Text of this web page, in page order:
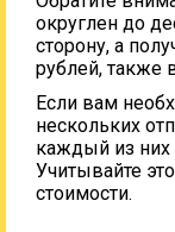
округлен до
сторону, а
рублей, также
Если вам
нескольких
каждый из них
Учитывайте
стоимости.